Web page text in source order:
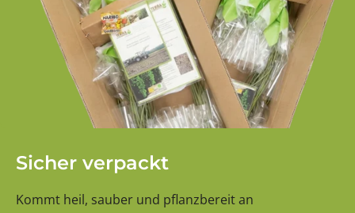
Sicher verpackt
Kommt heil, sauber und pflanzbereit an